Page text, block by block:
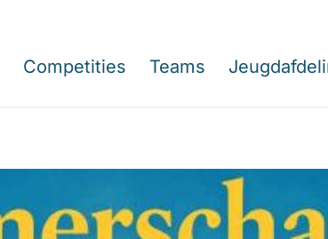
Competities Teams